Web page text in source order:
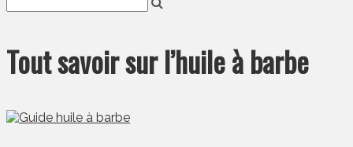
Tout savoir sur l’huile à barbe